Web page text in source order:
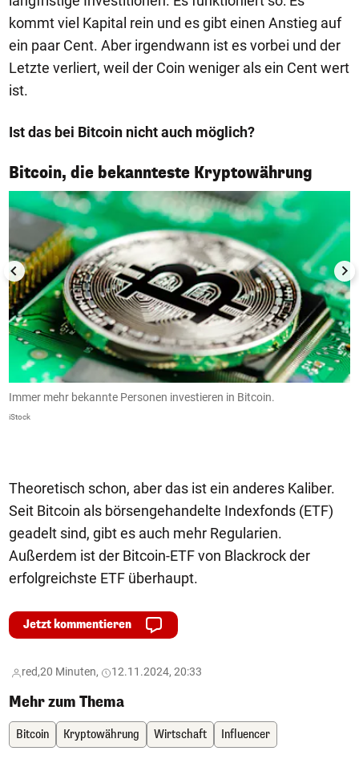
kommt viel Kapital rein und es gibt einen Anstieg auf
ein paar Cent. Aber irgendwann ist es vorbei und der
Letzte verliert, weil der Coin weniger als ein Cent wert
ist.
Ist das bei Bitcoin nicht auch möglich?
Bitcoin, die bekannteste Kryptowährung
1/7
Immer mehr bekannte Personen investieren in Bitcoin.
iStock
Theoretisch schon, aber das ist ein anderes Kaliber.
Seit Bitcoin als börsengehandelte Indexfonds (ETF)
geadelt sind, gibt es auch mehr Regularien.
Außerdem ist der Bitcoin-ETF von Blackrock der
erfolgreichste ETF überhaupt.
Jetzt kommentieren
red,20 Minuten, 12.11.2024, 20:33
Mehr zum Thema
Bitcoin Kryptowährung Wirtschaft Influencer